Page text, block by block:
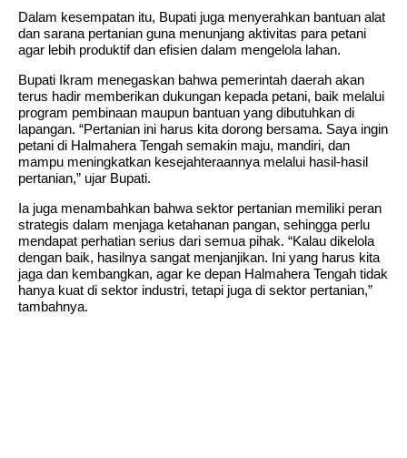
Dalam kesempatan itu, Bupati juga menyerahkan bantuan alat
dan sarana pertanian guna menunjang aktivitas para petani
agar lebih produktif dan efisien dalam mengelola lahan.
Bupati Ikram menegaskan bahwa pemerintah daerah akan
terus hadir memberikan dukungan kepada petani, baik melalui
program pembinaan maupun bantuan yang dibutuhkan di
lapangan. “Pertanian ini harus kita dorong bersama. Saya ingin
petani di Halmahera Tengah semakin maju, mandiri, dan
mampu meningkatkan kesejahteraannya melalui hasil-hasil
pertanian,” ujar Bupati.
Ia juga menambahkan bahwa sektor pertanian memiliki peran
strategis dalam menjaga ketahanan pangan, sehingga perlu
mendapat perhatian serius dari semua pihak. “Kalau dikelola
dengan baik, hasilnya sangat menjanjikan. Ini yang harus kita
jaga dan kembangkan, agar ke depan Halmahera Tengah tidak
hanya kuat di sektor industri, tetapi juga di sektor pertanian,”
tambahnya.